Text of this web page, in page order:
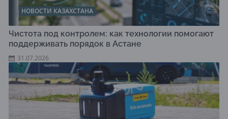
НОВОСТИ КАЗАХСТАНА
Чистота под контролем: как технологии помогают
поддерживать порядок в Астане
31.07.2026